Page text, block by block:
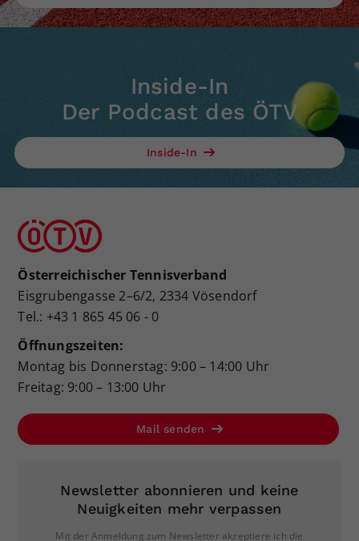
Inside-In
Der Podcast des ÖTV
Inside-In
Österreichischer Tennisverband
Eisgrubengasse 2–6/2, 2334 Vösendorf
Tel.: +43 1 865 45 06 - 0
Öffnungszeiten:
Montag bis Donnerstag: 9:00 – 14:00 Uhr
Freitag: 9:00 – 13:00 Uhr
Mail senden
Newsletter abonnieren und keine
Neuigkeiten mehr verpassen
Mit der Anmeldung zum Newsletter akzeptiere ich die